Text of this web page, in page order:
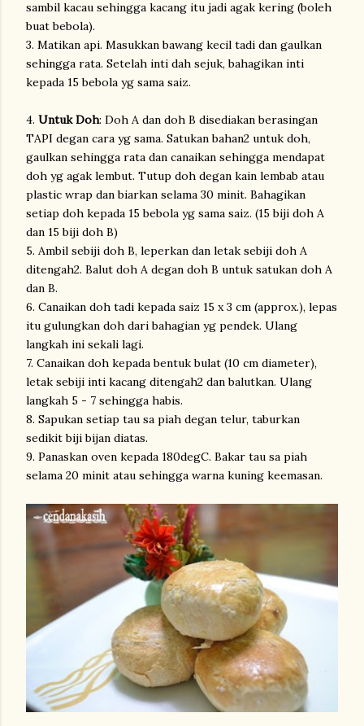
sambil kacau sehingga kacang itu jadi agak kering (boleh
buat bebola).
3. Matikan api. Masukkan bawang kecil tadi dan gaulkan
sehingga rata. Setelah inti dah sejuk, bahagikan inti
kepada 15 bebola yg sama saiz.
4. Untuk Doh: Doh A dan doh B disediakan berasingan
TAPI degan cara yg sama. Satukan bahan2 untuk doh,
gaulkan sehingga rata dan canaikan sehingga mendapat
doh yg agak lembut. Tutup doh degan kain lembab atau
plastic wrap dan biarkan selama 30 minit. Bahagikan
setiap doh kepada 15 bebola yg sama saiz. (15 biji doh A
dan 15 biji doh B)
5. Ambil sebiji doh B, leperkan dan letak sebiji doh A
ditengah2. Balut doh A degan doh B untuk satukan doh A
dan B.
6. Canaikan doh tadi kepada saiz 15 x 3 cm (approx.), lepas
itu gulungkan doh dari bahagian yg pendek. Ulang
langkah ini sekali lagi.
7. Canaikan doh kepada bentuk bulat (10 cm diameter),
letak sebiji inti kacang ditengah2 dan balutkan. Ulang
langkah 5 - 7 sehingga habis.
8. Sapukan setiap tau sa piah degan telur, taburkan
sedikit biji bijan diatas.
9. Panaskan oven kepada 180degC. Bakar tau sa piah
selama 20 minit atau sehingga warna kuning keemasan.